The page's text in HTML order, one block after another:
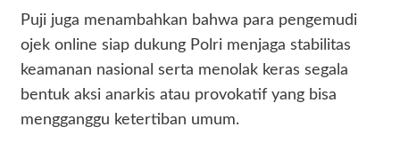
Puji juga menambahkan bahwa para pengemudi
ojek online siap dukung Polri menjaga stabilitas
keamanan nasional serta menolak keras segala
bentuk aksi anarkis atau provokatif yang bisa
mengganggu ketertiban umum.